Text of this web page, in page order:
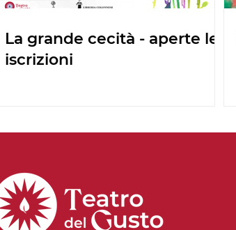
La grande cecità - aperte le
iscrizioni